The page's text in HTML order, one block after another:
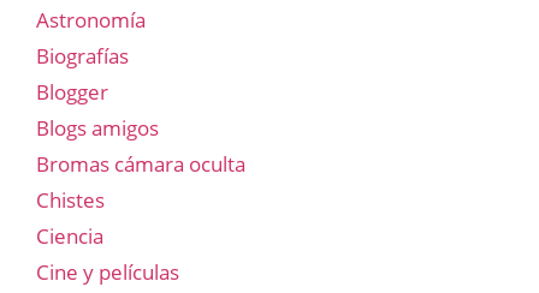
Astronomía
Biografías
Blogger
Blogs amigos
Bromas cámara oculta
Chistes
Ciencia
Cine y películas